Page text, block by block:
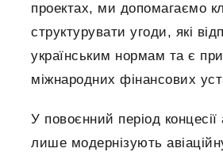
проектах, ми допомагаємо
структурувати угоди, які
українським нормам та є
міжнародних фінансових
У повоєнний період концесії
лише модернізують